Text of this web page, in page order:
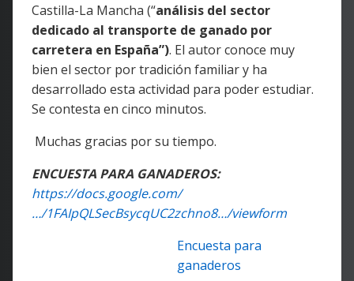
Castilla-La Mancha (“análisis del sector
dedicado al transporte de ganado por
carretera en España”). El autor conoce muy
bien el sector por tradición familiar y ha
desarrollado esta actividad para poder estudiar.
Se contesta en cinco minutos.
Muchas gracias por su tiempo.
ENCUESTA PARA GANADEROS:
https://docs.google.com/
…/1FAIpQLSecBsycqUC2zchno8…/viewform
Encuesta para
ganaderos